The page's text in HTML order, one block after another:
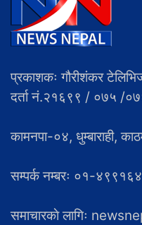
प्रकाशकः गौरीशंकर
दर्ता नं.२१६९९ / ०७५ /
कामनपा-०४, धुम्बाराही,
सम्पर्क नम्बरः ०१-
समाचारकाे लागिः